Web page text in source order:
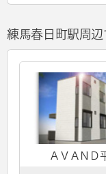
練馬春日町駅周
ＡＶＡＮＤ